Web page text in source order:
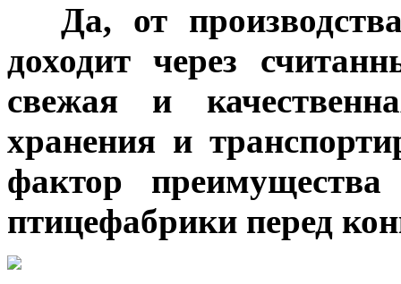
Да, от
доходит через
свежая и
хранения и
фактор преимущества
птицефабрики перед